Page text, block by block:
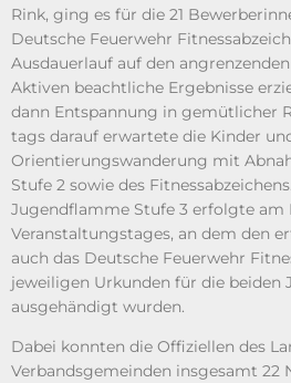
Rink, ging es für die 21
Deutsche Feuerwehr
Ausdauerlauf auf den
Aktiven beachtliche Ergebnisse
dann Entspannung in gemütlicher
tags darauf erwartete die Kinder
Orientierungswanderung mit
Stufe 2 sowie des
Jugendflamme Stufe 3 erfolgte am
Veranstaltungstages, an dem den
auch das Deutsche Feuerwehr
jeweiligen Urkunden für die beiden
ausgehändigt wurden.
Dabei konnten die Offiziellen des
Verbandsgemeinden insgesamt 22